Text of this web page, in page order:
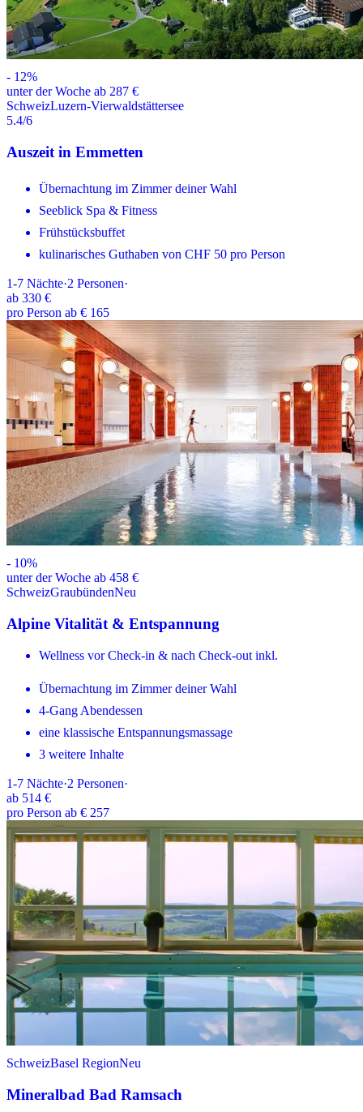
- 12%
unter der Woche ab 287 €
SchweizLuzern-Vierwaldstättersee
5.4/6
Auszeit in Emmetten
Übernachtung im Zimmer deiner Wahl
Seeblick Spa & Fitness
Frühstücksbuffet
kulinarisches Guthaben von CHF 50 pro Person
1-7 Nächte·2 Personen·
ab 330 €
pro Person ab € 165
- 10%
unter der Woche ab 458 €
SchweizGraubündenNeu
Alpine Vitalität & Entspannung
Wellness vor Check-in & nach Check-out inkl.
Übernachtung im Zimmer deiner Wahl
4-Gang Abendessen
eine klassische Entspannungsmassage
3 weitere Inhalte
1-7 Nächte·2 Personen·
ab 514 €
pro Person ab € 257
SchweizBasel RegionNeu
Mineralbad Bad Ramsach